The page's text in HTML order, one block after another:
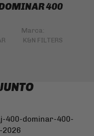
400
Marca:
K&N FILTERS